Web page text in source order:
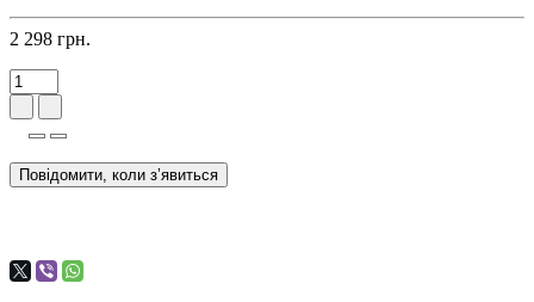
2 298 грн.
Повідомити, коли з’явиться